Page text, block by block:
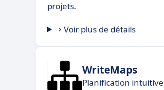
projets.
Voir plus de détails
WriteMaps
Planification